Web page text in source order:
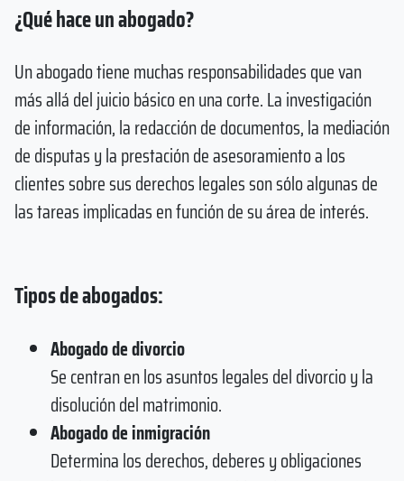
¿Qué hace un abogado?
Un abogado tiene muchas responsabilidades que van
más allá del juicio básico en una corte. La investigación
de información, la redacción de documentos, la mediación
de disputas y la prestación de asesoramiento a los
clientes sobre sus derechos legales son sólo algunas de
las tareas implicadas en función de su área de interés.
Tipos de abogados:
Abogado de divorcio
Se centran en los asuntos legales del divorcio y la
disolución del matrimonio.
Abogado de inmigración
Determina los derechos, deberes y obligaciones